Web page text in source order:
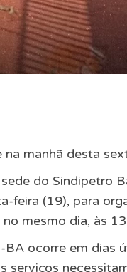
manhã desta
do Sindipetro
feira (19), para
mesmo dia, às
ocorre em dias
serviços